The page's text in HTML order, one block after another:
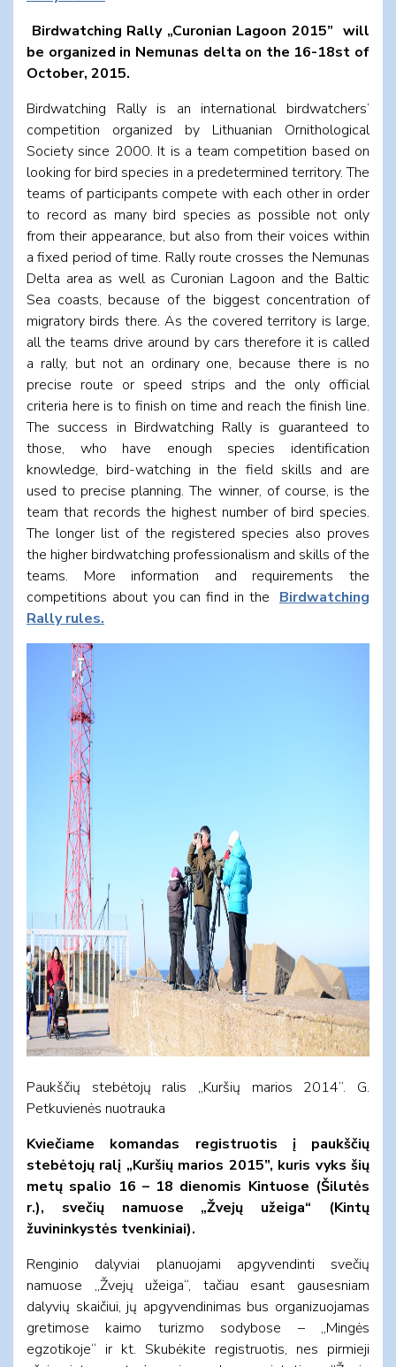
Birdwatching Rally „Curonian Lagoon 2015” will
be organized in Nemunas delta on the 16-18st of
October, 2015.
Birdwatching Rally is an international birdwatchers’
competition organized by Lithuanian Ornithological
Society since 2000. It is a team competition based on
looking for bird species in a predetermined territory. The
teams of participants compete with each other in order
to record as many bird species as possible not only
from their appearance, but also from their voices within
a fixed period of time. Rally route crosses the Nemunas
Delta area as well as Curonian Lagoon and the Baltic
Sea coasts, because of the biggest concentration of
migratory birds there. As the covered territory is large,
all the teams drive around by cars therefore it is called
a rally, but not an ordinary one, because there is no
precise route or speed strips and the only official
criteria here is to finish on time and reach the finish line.
The success in Birdwatching Rally is guaranteed to
those, who have enough species identification
knowledge, bird-watching in the field skills and are
used to precise planning. The winner, of course, is the
team that records the highest number of bird species.
The longer list of the registered species also proves
the higher birdwatching professionalism and skills of the
teams. More information and requirements the
competitions about you can find in the Birdwatching
Rally rules.
Paukščių stebėtojų ralis „Kuršių marios 2014”. G.
Petkuvienės nuotrauka
Kviečiame komandas registruotis į paukščių
stebėtojų ralį „Kuršių marios 2015”, kuris vyks šių
metų spalio 16 – 18 dienomis Kintuose (Šilutės
r.), svečių namuose „Žvejų užeiga“ (Kintų
žuvininkystės tvenkiniai).
Renginio dalyviai planuojami apgyvendinti svečių
namuose „Žvejų užeiga“, tačiau esant gausesniam
dalyvių skaičiui, jų apgyvendinimas bus organizuojamas
gretimose kaimo turizmo sodybose – „Mingės
egzotikoje“ ir kt. Skubėkite registruotis, nes pirmieji